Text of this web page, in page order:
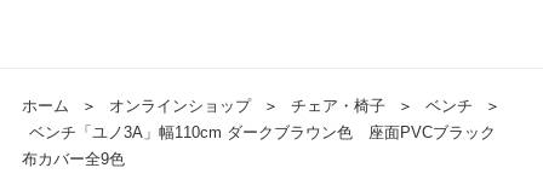
ホーム ＞ オンラインショップ ＞ チェア・椅子 ＞ ベンチ
＞
ベンチ「ユノ3A」幅110cm ダークブラウン色 座面PVCブラック
布カバー全9色